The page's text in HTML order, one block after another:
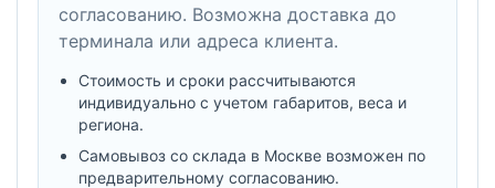
согласованию. Возможна доставка до
терминала или адреса клиента.
Стоимость и сроки рассчитываются
индивидуально с учетом габаритов, веса и
региона.
Самовывоз со склада в Москве возможен по
предварительному согласованию.